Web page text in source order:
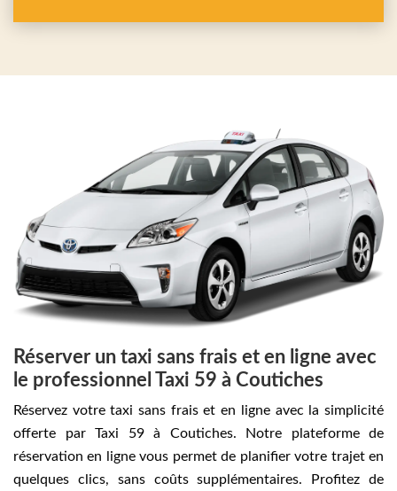
Réserver un taxi sans frais et en ligne avec
le professionnel Taxi 59 à Coutiches
Réservez votre taxi sans frais et en ligne avec la simplicité
offerte par Taxi 59 à Coutiches. Notre plateforme de
réservation en ligne vous permet de planifier votre trajet en
quelques clics, sans coûts supplémentaires. Profitez de